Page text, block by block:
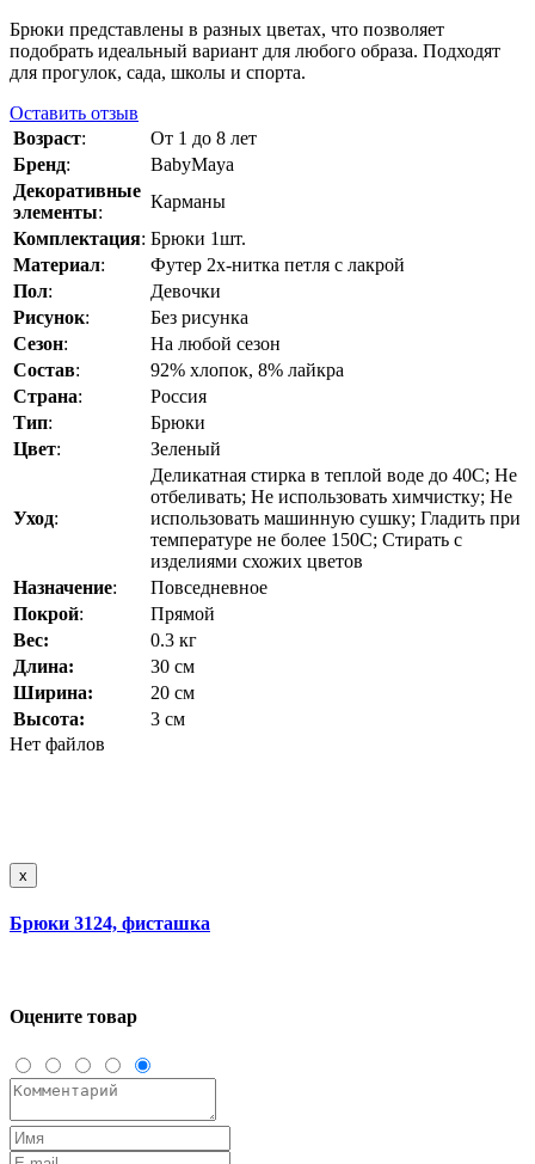
Брюки представлены в разных цветах, что позволяет
подобрать идеальный вариант для любого образа. Подходят
для прогулок, сада, школы и спорта.
Оставить отзыв
Возраст:
От 1 до 8 лет
Бренд:
BabyMaya
Декоративные
элементы:
Карманы
Комплектация: Брюки 1шт.
Материал:
Футер 2х-нитка петля с лакрой
Пол:
Девочки
Рисунок:
Без рисунка
Сезон:
На любой сезон
Состав:
92% хлопок, 8% лайкра
Страна:
Россия
Тип:
Брюки
Цвет: Зеленый
Уход:
Деликатная стирка в теплой воде до 40C; Не
отбеливать; Не использовать химчистку; Не
использовать машинную сушку; Гладить при
температуре не более 150C; Стирать с
изделиями схожих цветов
Назначение:
Повседневное
Покрой:
Прямой
Вес:
0.3 кг
Длина:
30 см
Ширина:
20 см
Высота:
3 см
Нет файлов
x
Брюки 3124, фисташка
Оцените товар